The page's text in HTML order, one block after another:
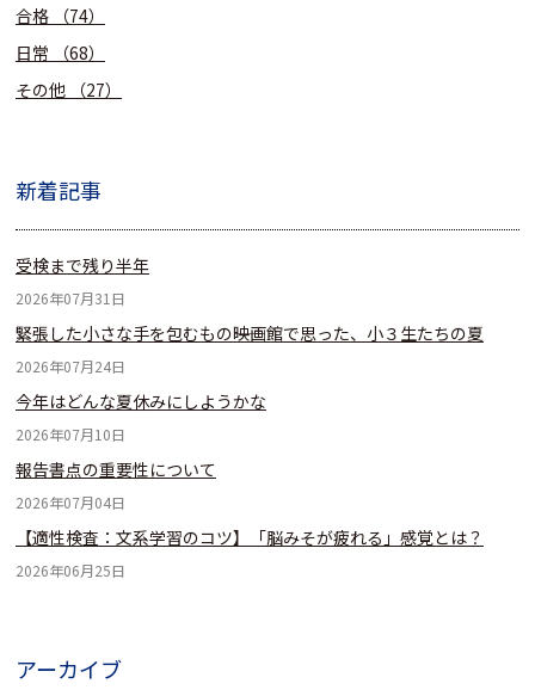
合格
（74）
日常
（68）
その他
（27）
新着記事
受検まで残り半年
2026年07月31日
緊張した小さな手を包むもの――映画館で思った、小３生たちの夏
2026年07月24日
今年はどんな夏休みにしようかな
2026年07月10日
報告書点の重要性について
2026年07月04日
【適性検査：文系学習のコツ】「脳みそが疲れる」感覚とは？
2026年06月25日
アーカイブ